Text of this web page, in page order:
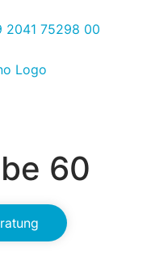
2041 75298 00
60